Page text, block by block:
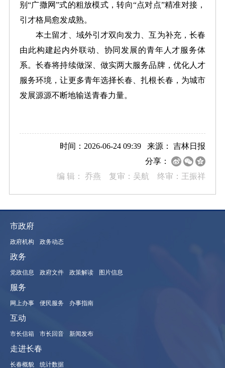
别“广撒网”式的粗放模式，转向“点对点”精准对接，
引才格局愈发成熟。
本土留才、域外引才双向发力、互为补充，长春
由此构建起内外联动、协同发展的青年人才服务体
系。长春将持续做深、做实两大服务品牌，优化人才
服务环境，让更多青年选择长春、扎根长春，为城市
发展源源不断地输送青春力量。
时间：2026-06-24 09:39 来源：吉林日报
分享：
编 辑：乔燕 复审：吴航 终审：王振祥
市政府
政府机构 政务动态
政务
党政信息 政府文件 政策解读 图片信息
服务
网上办事 便民服务 办事指南
互动
市长信箱 市长回音 新闻发布
走进长春
长春概貌 统计数据